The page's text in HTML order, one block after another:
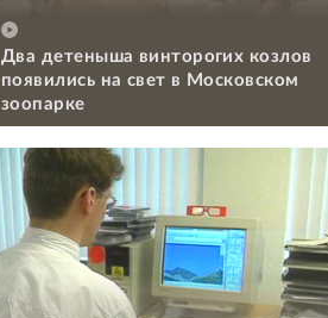
Два детеныша винторогих козлов
появились на свет в Московском
зоопарке